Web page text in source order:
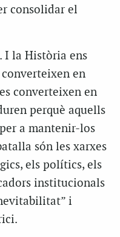
consolidar el
I la Història ens
converteixen en
converteixen en
perquè aquells
a mantenir-los
són les xarxes
els polítics, els
institucionals
i